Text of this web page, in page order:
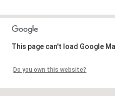
This page can't load Google
Do you own this website?